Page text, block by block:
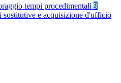
tempi procedimentali 9
sostitutive e acquisizione d'ufficio